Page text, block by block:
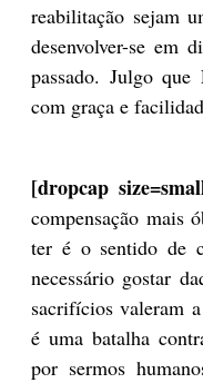
reabilitação sejam
desenvolver-se em
passado. Julgo
com graça e
[dropcap
compensação mais
ter é o sentido de
necessário gostar
sacrifícios valeram
é uma batalha
por sermos